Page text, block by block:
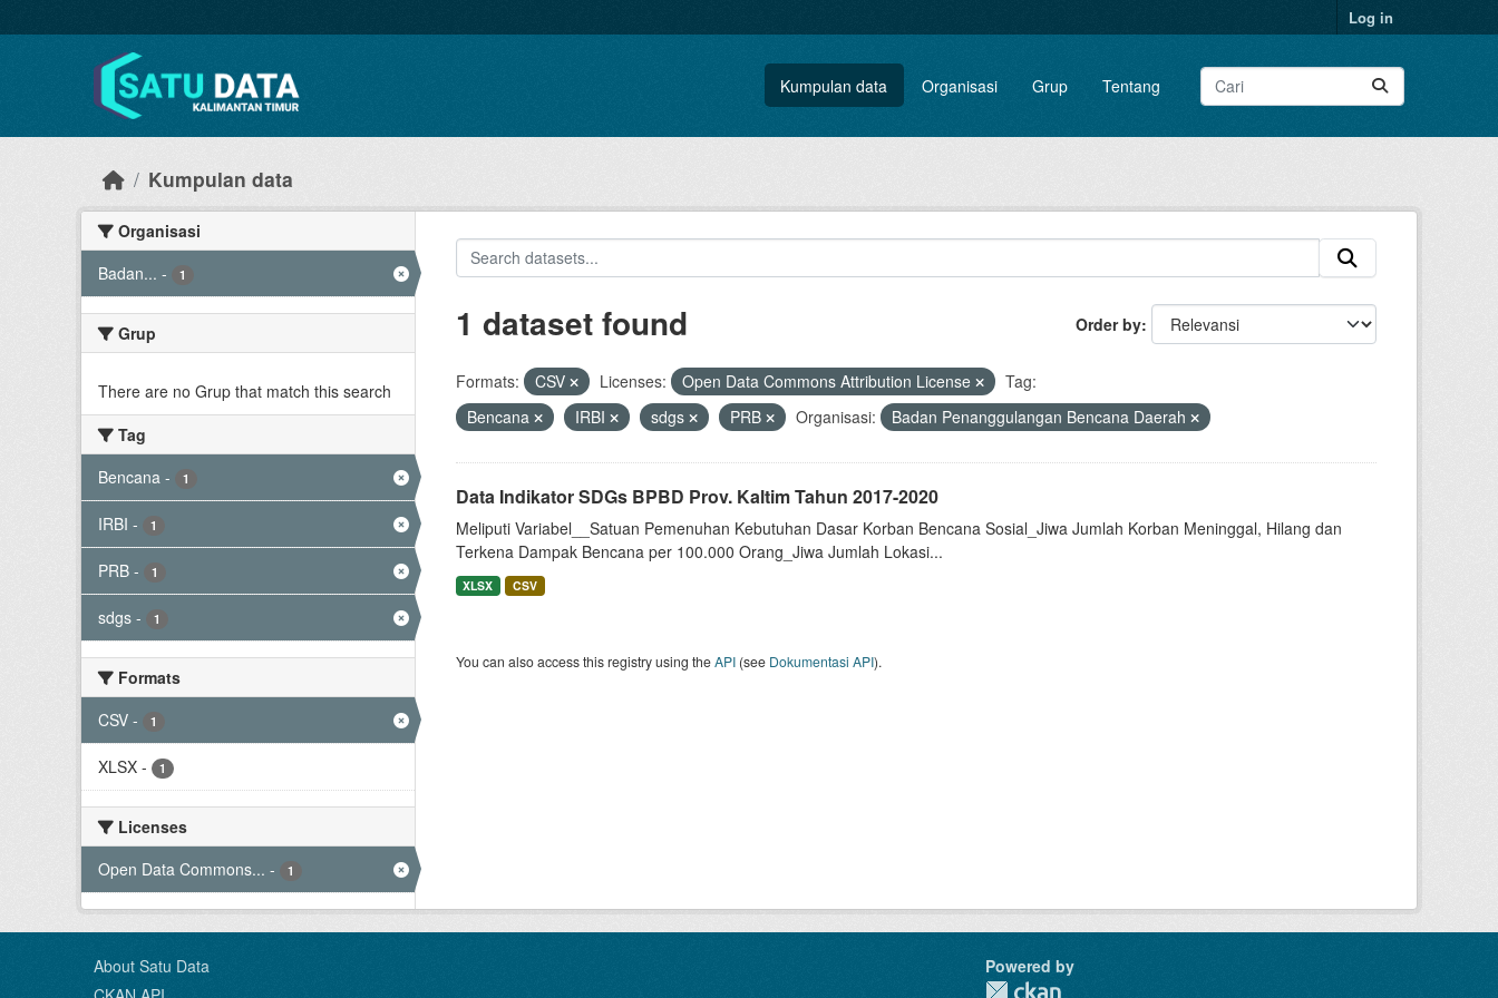
Log in
Kumpulan data Organisasi Grup Tentang
Kumpulan data
Organisasi
Badan... - 1
Grup
There are no Grup that match this search
Tag
Bencana - 1
IRBI - 1
PRB - 1
sdgs - 1
Formats
CSV - 1
XLSX - 1
Licenses
Open Data Commons... - 1
Order by
1 dataset found
Formats: CSV Licenses: Open Data Commons Attribution License
Tag:
Bencana
IRBI sdgs PRB Organisasi: Badan Penanggulangan Bencana Daerah
Data Indikator SDGs BPBD Prov. Kaltim Tahun 2017-2020
Meliputi Variabel__Satuan Pemenuhan Kebutuhan Dasar Korban Bencana Sosial_Jiwa Jumlah Korban Meninggal, Hilang dan
Terkena Dampak Bencana per 100.000 Orang_Jiwa Jumlah Lokasi...
XLSX CSV
You can also access this registry using theAPI(see Dokumentasi API).
About Satu Data
Powered by